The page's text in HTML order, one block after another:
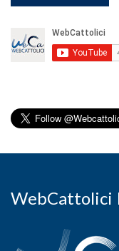
WebCattolici